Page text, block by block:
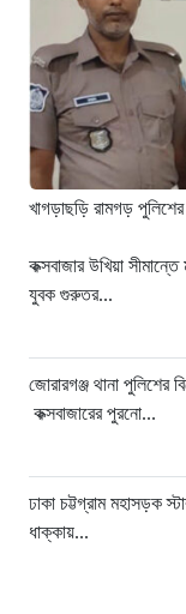
খাগড়াছড়ি রামগড়
কক্সবাজার উখিয়া
যুবক গুরুতর...
জোরারগঞ্জ থানা পুলিশের
কক্সবাজারের পুরনো...
ঢাকা চট্টগ্রাম মহাসড়ক
ধাক্কায়...